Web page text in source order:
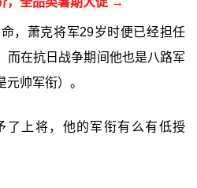
，萧克将军29岁时便已经担任
而在抗日战争期间他也是八路军
帅军衔）。
了上将，他的军衔有么有低授